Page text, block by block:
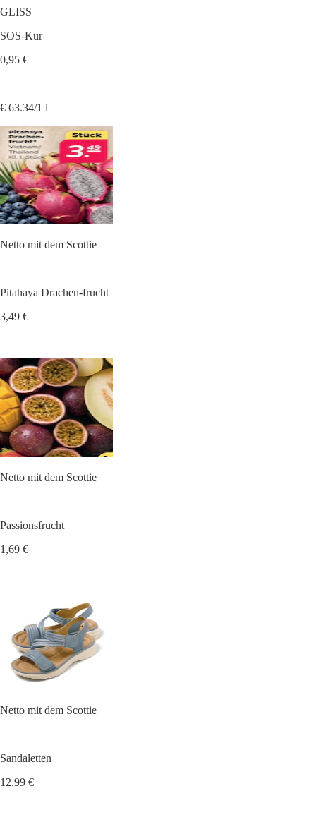
GLISS
SOS-Kur
0,95 €
€ 63.34/1 l
Netto mit dem Scottie
Pitahaya Drachen-frucht
3,49 €
Netto mit dem Scottie
Passionsfrucht
1,69 €
Netto mit dem Scottie
Sandaletten
12,99 €